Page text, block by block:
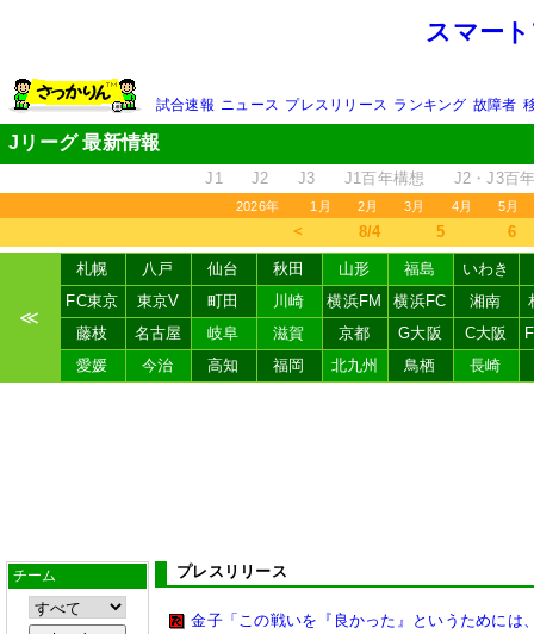
スマー
試合速報 ニュース プレスリリース ランキング 故障者
Jリーグ 最新情報
J1 J2 J3 J1百年構想 J2・J3百
2026年 1月 2月 3月 4月 5月
＜ 8/4 5 6
≪
札幌 八戸 仙台 秋田 山形 福島
いわき
FC東京
東京V 町田 川崎 横浜FM 横浜FC 湘南
藤枝
名古屋 岐阜 滋賀 京都 G大阪 C大阪
愛媛
今治 高知 福岡 北九州 鳥栖 長崎
チーム プレスリリース
金子「この戦いを『良かった』というためには